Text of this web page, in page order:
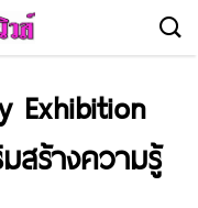
Exhibition
สร้างความรู้